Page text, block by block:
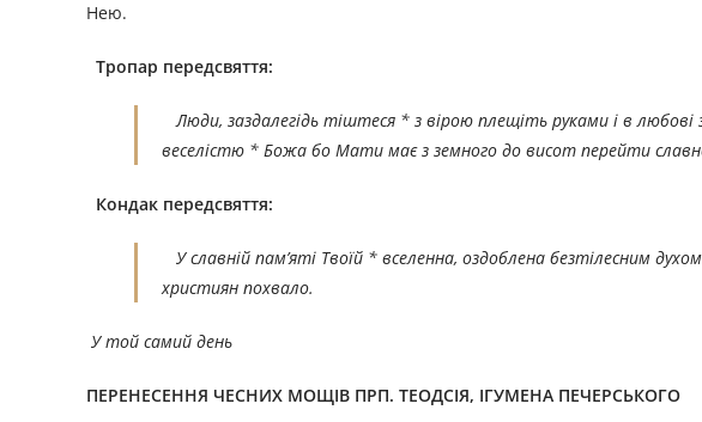
Нею.
Тропар передсвяття:
Люди, заздалегідь тіштеся * з вірою плещіть руками і в любові
веселістю * Божа бо Мати має з земного до висот перейти
Кондак передсвяття:
У славній пам’яті Твоїй * вселенна, оздоблена безтілесним
християн похвало.
У той самий день
ПЕРЕНЕСЕННЯ ЧЕСНИХ МОЩІВ ПРП. ТЕОДСІЯ, ІГУМЕНА ПЕЧЕРСЬКОГО